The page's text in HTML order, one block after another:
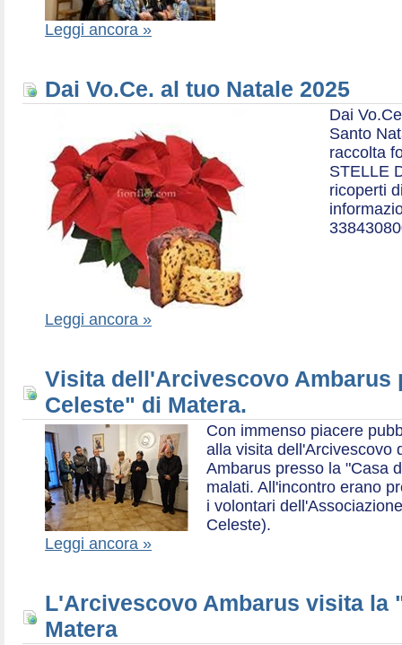
Leggi ancora »
Dai Vo.Ce. al tuo Natale 2025
Dai
Santo
raccolta
STELLE
ricoperti
Leggi ancora »
Visita dell'Arcivescovo Ambarus
Celeste" di Matera.
Con immenso piacere
alla visita dell'Arcivescovo
Ambarus presso la "Casa
malati. All'incontro erano
i volontari
Celeste).
Leggi ancora »
L'Arcivescovo Ambarus visita la
Matera